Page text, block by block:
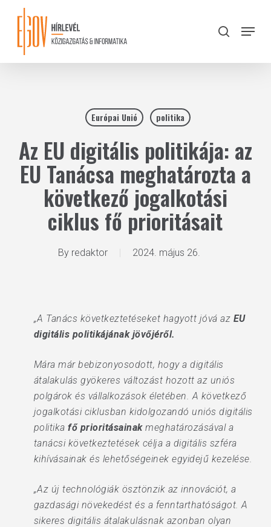
content
search
Menu
Európai Unió politika
Az EU digitális politikája: az
EU Tanácsa meghatározta a
következő jogalkotási
ciklus fő prioritásait
By redaktor 2024. május 26.
„A Tanács következtetéseket hagyott jóvá az EU
digitális politikájának jövőjéről.
Mára már bebizonyosodott, hogy a digitális
átalakulás gyökeres változást hozott az uniós
polgárok és vállalkozások életében. A következő
jogalkotási ciklusban kidolgozandó uniós digitális
politikafő prioritásainakmeghatározásával a
tanácsi következtetések célja a digitális szféra
kihívásainak és lehetőségeinek egyidejű kezelése.
„Az új technológiák ösztönzik az innovációt, a
gazdasági növekedést és a fenntarthatóságot. A
sikeres digitális átalakulásnak azonban olyan
Close